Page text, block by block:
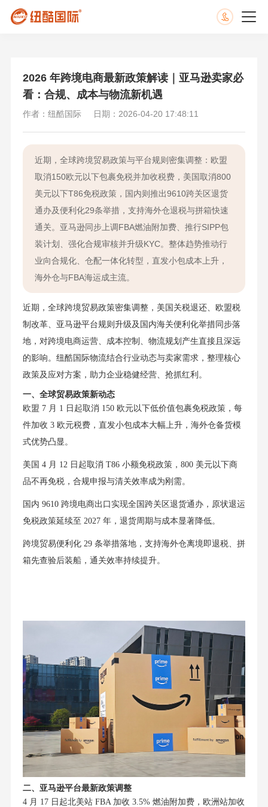
2026 年跨境电商最新政策解读｜亚马逊卖家必
看：合规、成本与物流新机遇
作者：纽酷国际 日期：2026-04-20 17:48:11
近期，全球跨境贸易政策与平台规则密集调整：欧盟
取消150欧元以下包裹免税并加收税费，美国取消800
美元以下T86免税政策，国内则推出9610跨关区退货
通办及便利化29条举措，支持海外仓退税与拼箱快速
通关。亚马逊同步上调FBA燃油附加费、推行SIPP包
装计划、强化合规审核并升级KYC。整体趋势推动行
业向合规化、仓配一体化转型，直发小包成本上升，
海外仓与FBA海运成主流。
近期，全球跨境贸易政策密集调整，美国关税退还、欧盟税
制改革、亚马逊平台规则升级及国内海关便利化举措同步落
地，对跨境电商运营、成本控制、物流规划产生直接且深远
的影响。纽酷国际物流结合行业动态与卖家需求，整理核心
政策及应对方案，助力企业稳健经营、抢抓红利。
一、全球贸易政策新动态
欧盟 7 月 1 日起取消 150 欧元以下低价值包裹免税政策，每
件加收 3 欧元税费，直发小包成本大幅上升，海外仓备货模
式优势凸显。
美国 4 月 12 日起取消 T86 小额免税政策，800 美元以下商
品不再免税，合规申报与清关效率成为刚需。
国内 9610 跨境电商出口实现全国跨关区退货通办，原状退运
免税政策延续至 2027 年，退货周期与成本显著降低。
跨境贸易便利化 29 条举措落地，支持海外仓离境即退税、拼
箱先查验后装船，通关效率持续提升。
二、亚马逊平台最新政策调整
4 月 17 日起北美站 FBA 加收 3.5% 燃油附加费，欧洲站加收